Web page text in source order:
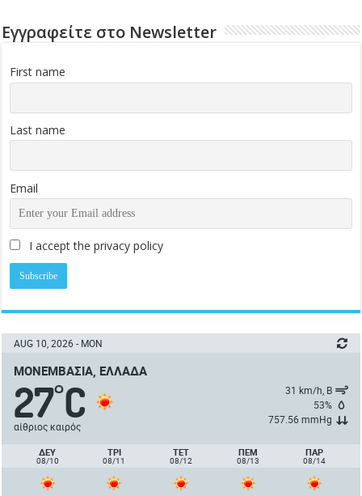
Εγγραφείτε στο Newsletter
First name
Last name
Email
I accept the privacy policy
AUG 10, 2026 - MON
ΜΟΝΕΜΒΑΣΙΆ, ΕΛΛΆΔΑ
27°C
αίθριος καιρός
31 km/h, Β
53%
757.56 mmHg
ΔΕΥ
08/10
ΤΡΙ
08/11
ΤΕΤ
08/12
ΠΈΜ
08/13
ΠΑΡ
08/14